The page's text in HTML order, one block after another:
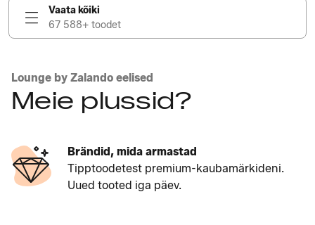
Vaata kõiki
67 588+ toodet
Lounge by Zalando eelised
Meie plussid?
Brändid, mida armastad
Tipptoodetest premium-kaubamärkideni.
Uued tooted iga päev.